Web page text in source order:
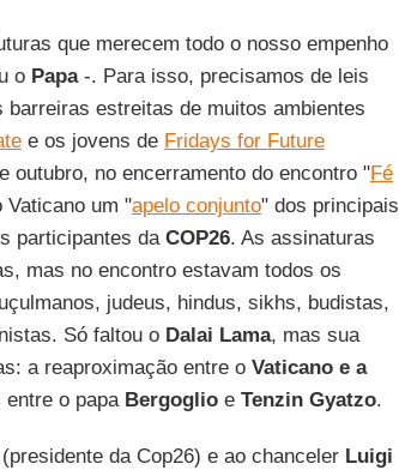
que merecem todo o nosso empenho
o Papa-. Para isso, precisamos de leis
estreitas de muitos ambientes
e os jovens de Fridays for Future
outubro, no encerramento do encontro "Fé
Vaticano um "apelo conjunto" dos principais
participantes da COP26. As assinaturas
mas no encontro estavam todos os
judeus, hindus, sikhs, budistas,
Só faltou o Dalai Lama, mas sua
a reaproximação entre oVaticano e a
o papa Bergoglioe Tenzin Gyatzo.
da Cop26) e ao chanceler Luigi